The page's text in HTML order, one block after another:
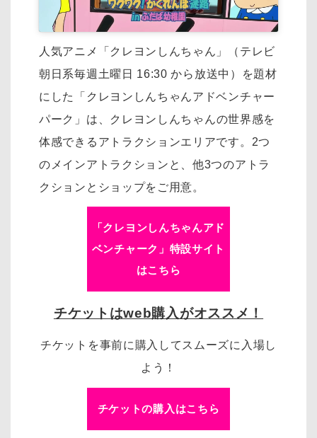
人気アニメ「クレヨンしんちゃん」（テレビ
朝日系毎週土曜日 16:30 から放送中）を題材
にした「クレヨンしんちゃんアドベンチャー
パーク」は、
クレヨンしんちゃんの世界感を
体感できるアトラクションエリアです。 2つ
のメインアトラクションと、他3つのアトラ
クションとショップをご用意。
「クレヨンしんちゃんアド
ベンチャーク」特設サイト
はこちら
チケットはweb購入がオススメ！
チケットを事前に購入してスムーズに入場し
よう！
チケットの購入はこちら